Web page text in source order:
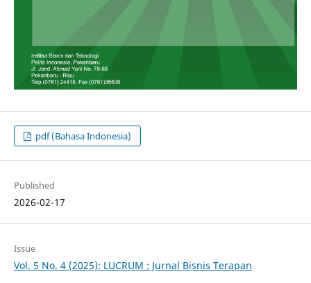
pdf (Bahasa Indonesia)
Published
2026-02-17
Issue
Vol. 5 No. 4 (2025): LUCRUM : Jurnal Bisnis Terapan